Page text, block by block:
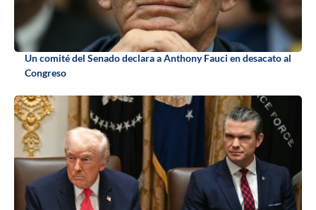
Un comité del Senado declara a Anthony Fauci en desacato al
Congreso